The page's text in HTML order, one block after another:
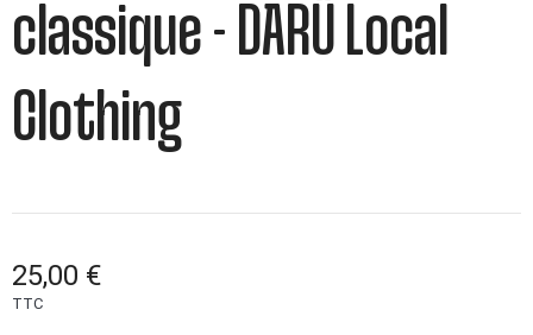
classique - DARÜ Local
Clothing
25,00 €
TTC